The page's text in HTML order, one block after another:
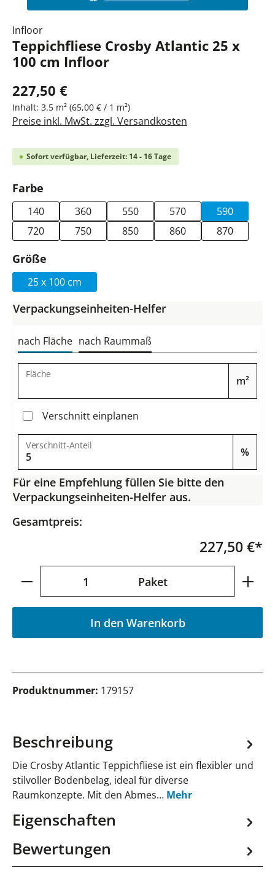
Infloor
Teppichfliese Crosby Atlantic 25 x
100 cm Infloor
227,50 €
Inhalt: 3.5 m² (65,00 € / 1 m²)
Preise inkl. MwSt. zzgl. Versandkosten
Sofort verfügbar, Lieferzeit: 14 - 16 Tage
Farbe
140 360 550 570
590
720
750 850 860 870
Größe
25 x 100 cm
Verpackungseinheiten-Helfer
nach Fläche nach Raummaß
Fläche
m²
Verschnitt einplanen
Verschnitt-Anteil
%
Für eine Empfehlung füllen Sie bitte den
Verpackungseinheiten-Helfer aus.
Gesamtpreis:
227,50 €*
Produkt Anzahl: Gib den gewünschten
Paket
In den Warenkorb
Produktnummer: 179157
Beschreibung
Die Crosby Atlantic Teppichfliese ist ein flexibler und
stilvoller Bodenbelag, ideal für diverse
Raumkonzepte. Mit den Abmes… Mehr
Eigenschaften
Bewertungen